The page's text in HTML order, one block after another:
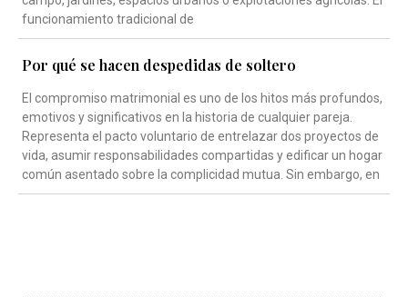
funcionamiento tradicional de
Por qué se hacen despedidas de soltero
El compromiso matrimonial es uno de los hitos más profundos,
emotivos y significativos en la historia de cualquier pareja.
Representa el pacto voluntario de entrelazar dos proyectos de
vida, asumir responsabilidades compartidas y edificar un hogar
común asentado sobre la complicidad mutua. Sin embargo, en